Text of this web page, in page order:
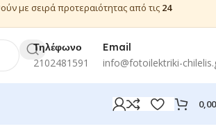
με σειρά προτεραιότητας από τις 24
Τηλέφωνο
2102481591
Email
info@fotoilektriki-